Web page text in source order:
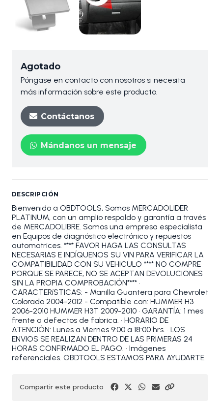
Agotado
Póngase en contacto con nosotros si necesita
más información sobre este producto.
Contáctanos
Mándanos un mensaje
DESCRIPCIÓN
Bienvenido a OBDTOOLS, Somos MERCADOLIDER
PLATINUM, con un amplio respaldo y garantía a través
de MERCADOLIBRE. Somos una empresa especialista
en Equipos de diagnóstico electrónico y repuestos
automotrices. **** FAVOR HAGA LAS CONSULTAS
NECESARIAS E INDÍQUENOS SU VIN PARA VERIFICAR LA
COMPATIBILIDAD CON SU VEHICULO **** NO COMPRE
PORQUE SE PARECE, NO SE ACEPTAN DEVOLUCIONES
SIN LA PROPIA COMPROBACIÓN**** •
CARACTERíSTICAS: - Manilla Guantera para Chevrolet
Colorado 2004-2012 - Compatible con: HUMMER H3
2006-2010 HUMMER H3T 2009-2010 • GARANTÍA: 1 mes
frente a defectos de fabrica. • HORARIO DE
ATENCIÓN: Lunes a Viernes 9:00 a 18:00 hrs. • LOS
ENVIOS SE REALIZAN DENTRO DE LAS PRIMERAS 24
HORAS CONFIRMADO EL PAGO. • Imágenes
referenciales. OBDTOOLS ESTAMOS PARA AYUDARTE.
Compartir este producto